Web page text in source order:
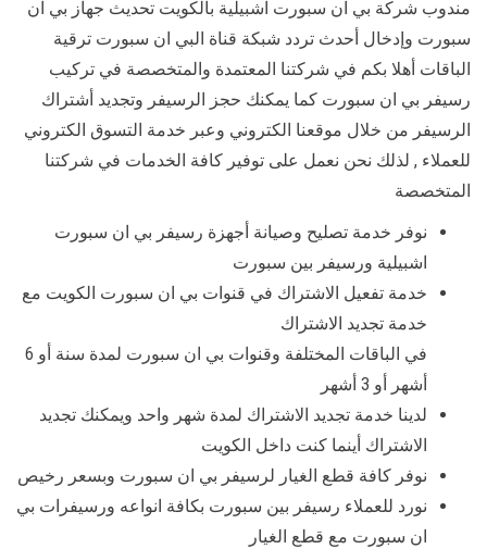
مندوب شركة بي ان سبورت اشبيلية بالكويت تحديث جهاز بي ان
سبورت وإدخال أحدث تردد شبكة قناة البي ان سبورت ترقية
الباقات أهلا بكم في شركتنا المعتمدة والمتخصصة في تركيب
رسيفر بي ان سبورت كما يمكنك حجز الرسيفر وتجديد أشتراك
الرسيفر من خلال موقعنا الكتروني وعبر خدمة التسوق الكتروني
للعملاء , لذلك نحن نعمل على توفير كافة الخدمات في شركتنا
المتخصصة
نوفر خدمة تصليح وصيانة أجهزة رسيفر بي ان سبورت
اشبيلية ورسيفر بين سبورت
خدمة تفعيل الاشتراك في قنوات بي ان سبورت الكويت مع
خدمة تجديد الاشتراك
في الباقات المختلفة وقنوات بي ان سبورت لمدة سنة أو 6
أشهر أو 3 أشهر
لدينا خدمة تجديد الاشتراك لمدة شهر واحد ويمكنك تجديد
الاشتراك أينما كنت داخل الكويت
نوفر كافة قطع الغيار لرسيفر بي ان سبورت وبسعر رخيص
نورد للعملاء رسيفر بين سبورت بكافة انواعه ورسيفرات بي
ان سبورت مع قطع الغيار